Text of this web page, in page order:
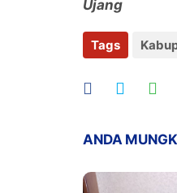
Ujang
Tags
ANDA